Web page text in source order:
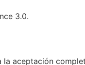
3.0.
aceptación